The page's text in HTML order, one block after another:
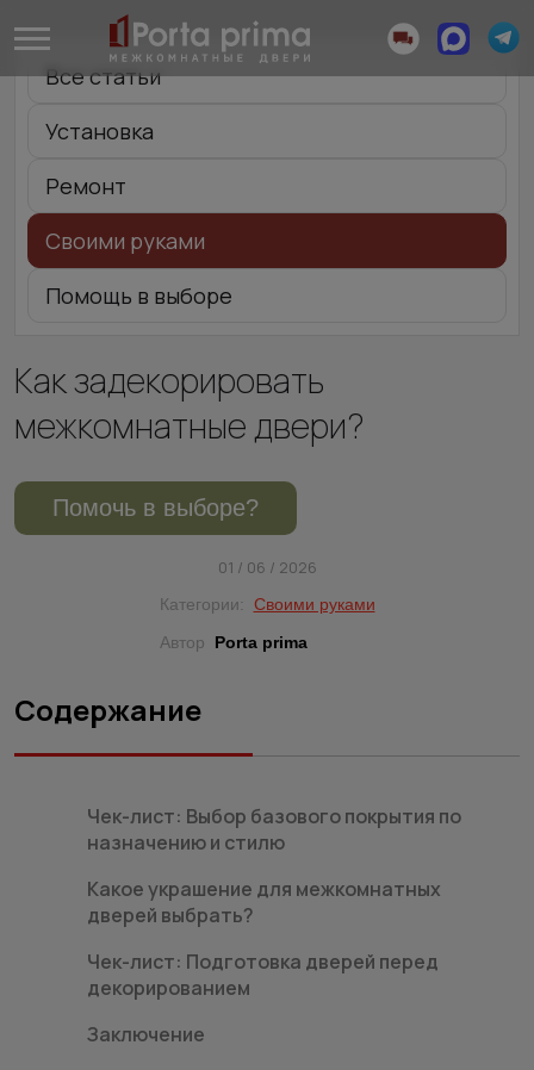
Все статьи
Установка
Ремонт
Своими руками
Помощь в выборе
Как задекорировать
межкомнатные двери?
Помочь в выборе?
01 / 06 / 2026
Категории:
Своими руками
Автор
Porta prima
Содержание
Чек-лист: Выбор базового покрытия по
назначению и стилю
Какое украшение для межкомнатных
дверей выбрать?
Чек-лист: Подготовка дверей перед
декорированием
Заключение